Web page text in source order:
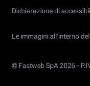
Dichiarazione di
Le immagini all’interno
© Fastweb SpA 2026 -